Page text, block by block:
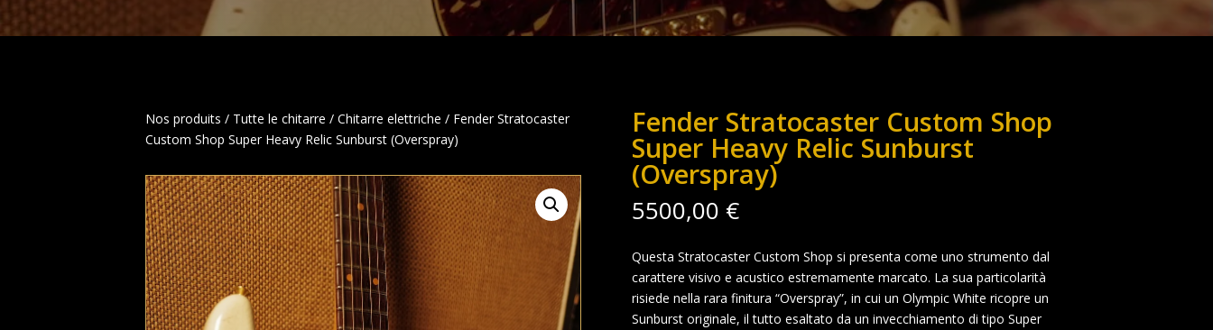
Nos produits / Tutte le chitarre /Chitarre elettriche / Fender Stratocaster
Custom Shop Super Heavy Relic Sunburst (Overspray)
Fender Stratocaster Custom Shop
Super Heavy Relic Sunburst
(Overspray)
5500,00 €
Questa Stratocaster Custom Shop si presenta come uno strumento dal
carattere visivo e acustico estremamente marcato. La sua particolarità
risiede nella rara finitura “Overspray”, in cui un Olympic White ricopre un
Sunburst originale, il tutto esaltato da un invecchiamento di tipo Super